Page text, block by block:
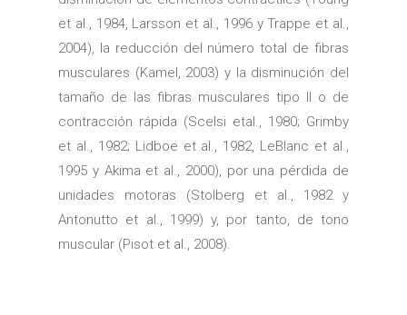
et al., 1984, Larsson et al., 1996 y Trappe et al.,
2004), la reducción del número total de fibras
musculares (Kamel, 2003) y la disminución del
tamaño de las fibras musculares tipo II o de
contracción rápida (Scelsi etal., 1980; Grimby
et al., 1982; Lidboe et al., 1982, LeBlanc et al.,
1995 y Akima et al., 2000), por una pérdida de
unidades motoras (Stolberg et al., 1982 y
Antonutto et al., 1999) y, por tanto, de tono
muscular (Pisot et al., 2008).